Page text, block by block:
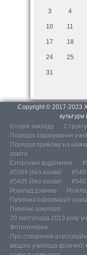
3 4
10 11
17 18
24 25
31
Copyright © 2017-2023
Історія закладу
Порядок зарахування
Порядок прийому на
освіти
Спортивні відділення
#5399 (без назви)
#5405 (без назви)
Розклад дзвінків
Публічна інформація
Публічні закупівлі
20 листопада 2013 року
Фотогалерея
Про створення
вищого училища фізичної